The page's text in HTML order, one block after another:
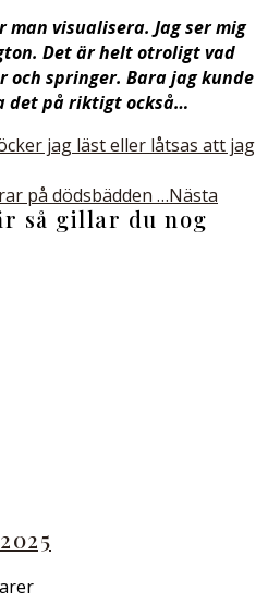
visualisera. Jag ser mig
Det är helt otroligt vad
och springer. Bara jag kunde
det på riktigt också…
jag läst eller låtsas att jag
på dödsbädden …Nästa
så gillar du nog